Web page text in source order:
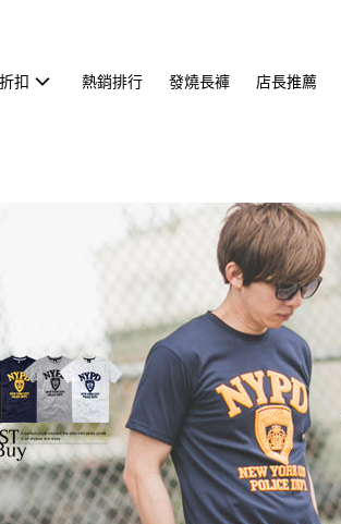
扣 熱銷排行 發燒長褲 店長推薦